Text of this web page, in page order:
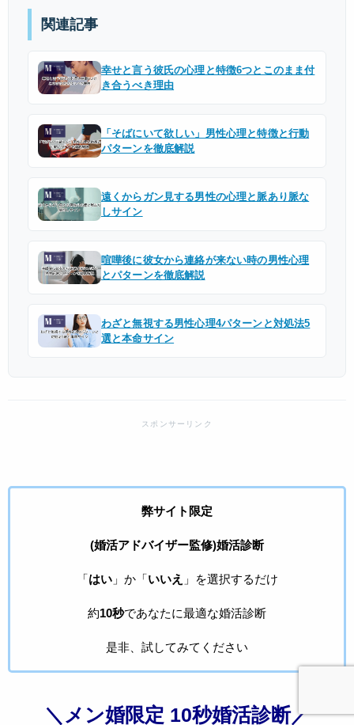
関連記事
幸せと言う彼氏の心理と特徴6つとこのまま付
き合うべき理由
「そばにいて欲しい」男性心理と特徴と行動
パターンを徹底解説
遠くからガン見する男性の心理と脈あり脈な
しサイン
喧嘩後に彼女から連絡が来ない時の男性心理
とパターンを徹底解説
わざと無視する男性心理4パターンと対処法5
選と本命サイン
弊サイト限定
(婚活アドバイザー監修)婚活診断
「はい」か「いいえ 」を選択するだけ
約10秒であなたに最適な婚活診断
是非、試してみてください
＼メン婚限定 10秒婚活診断／